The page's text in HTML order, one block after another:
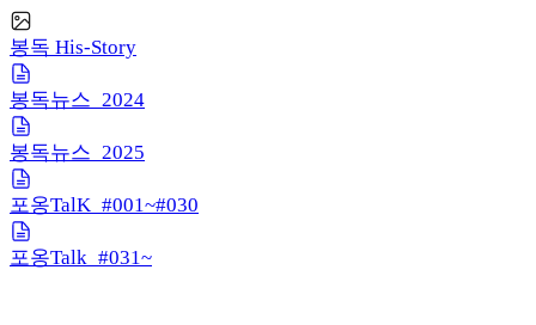
봉독 His-Story
봉독뉴스_2024
봉독뉴스_2025
포옹TalK_#001~#030
포옹Talk_#031~